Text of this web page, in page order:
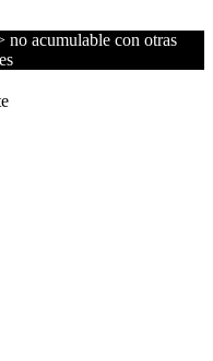
acumulable con otras